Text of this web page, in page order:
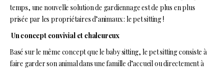
temps, une nouvelle solution de gardiennage est de plus en plus
prisée par les propriétaires d’animaux : le pet sitting !
Un concept convivial et chaleureux
Basé sur le même concept que le baby sitting, le pet sitting consiste à
faire garder son animal dans une famille d’accueil ou directement à